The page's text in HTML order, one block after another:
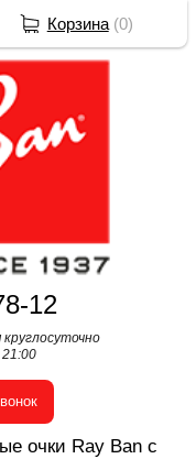
12
очки Ray Ban с
Корзина(0)